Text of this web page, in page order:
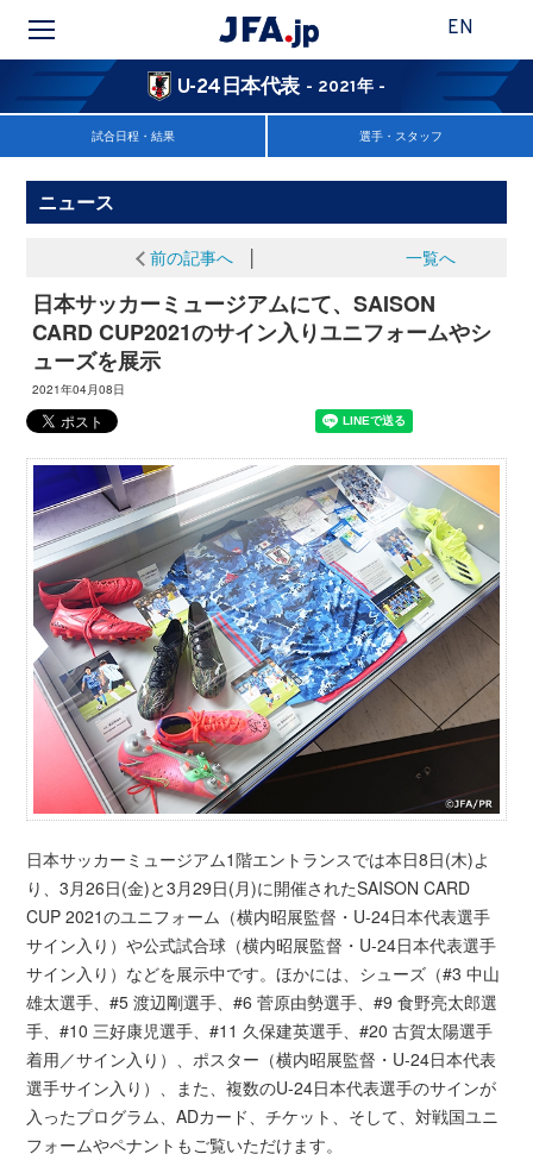
EN
U-24日本代表 - 2021年 -
試合日程・結果 選手・スタッフ
ニュース
前の記事へ│ 一覧へ
日本サッカーミュージアムにて、SAISON
CARD CUP2021のサイン入りユニフォームやシ
ューズを展示
2021年04月08日
日本サッカーミュージアム1階エントランスでは本日8日(木)よ
り、3月26日(金)と3月29日(月)に開催されたSAISON CARD
CUP 2021のユニフォーム（横内昭展監督・U-24日本代表選手
サイン入り）や公式試合球（横内昭展監督・U-24日本代表選手
サイン入り）などを展示中です。ほかには、シューズ（#3 中山
雄太選手、#5 渡辺剛選手、#6 菅原由勢選手、#9 食野亮太郎選
手、#10 三好康児選手、#11 久保建英選手、#20 古賀太陽選手
着用／サイン入り）、ポスター（横内昭展監督・U-24日本代表
選手サイン入り）、また、複数のU-24日本代表選手のサインが
入ったプログラム、ADカード、チケット、そして、対戦国ユニ
フォームやペナントもご覧いただけます。